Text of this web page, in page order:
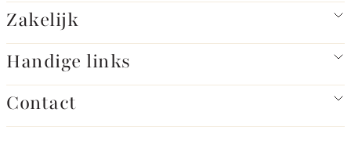
Zakelijk
Handige links
Contact